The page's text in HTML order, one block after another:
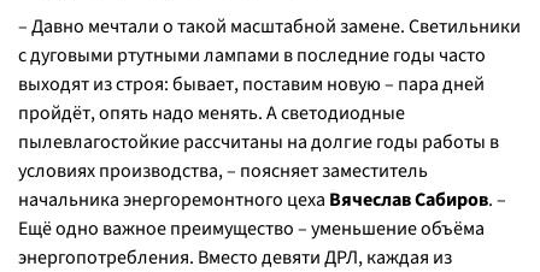
– Давно мечтали о такой масштабной замене. Светильники
с дуговыми ртутными лампами в последние годы часто
выходят из строя: бывает, поставим новую – пара дней
пройдёт, опять надо менять. А светодиодные
пылевлагостойкие рассчитаны на долгие годы работы в
условиях производства, – поясняет заместитель
начальника энергоремонтного цеха Вячеслав Сабиров. –
Ещё одно важное преимущество – уменьшение объёма
энергопотребления. Вместо девяти ДРЛ, каждая из